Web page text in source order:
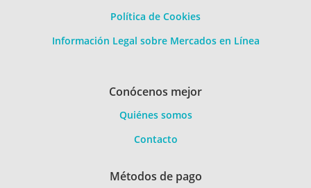
Política de Cookies
Información Legal sobre Mercados en Línea
Conócenos mejor
Quiénes somos
Contacto
Métodos de pago